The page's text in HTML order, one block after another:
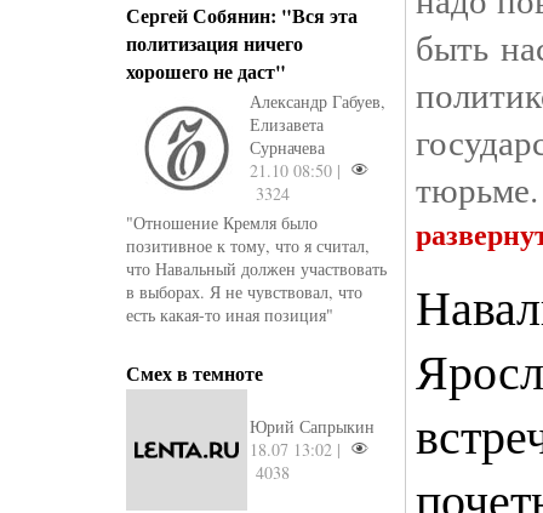
Сергей Собянин: "Вся эта
политизация ничего
хорошего не даст"
Александр Габуев,
Елизавета
Сурначева
21.10 08:50 |
3324
"Отношение Кремля было
позитивное к тому, что я считал,
что Навальный должен участвовать
в выборах. Я не чувствовал, что
есть какая-то иная позиция"
Смех в темноте
Юрий Сапрыкин
18.07 13:02 |
4038
быть